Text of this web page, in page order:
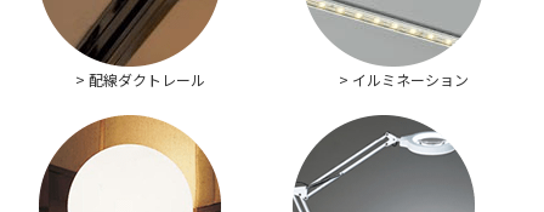
> 配線ダクトレール > イルミネーション